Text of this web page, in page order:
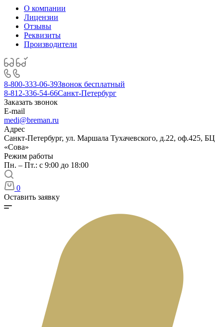
О компании
Лицензии
Отзывы
Реквизиты
Производители
8-800-333-06-39Звонок бесплатный
8-812-336-54-66Санкт-Петербург
Заказать звонок
E-mail
medi@breman.ru
Адрес
Санкт-Петербург, ул. Маршала Тухачевского, д.22, оф.425, БЦ
«Сова»
Режим работы
Пн. – Пт.: с 9:00 до 18:00
0
Оставить заявку